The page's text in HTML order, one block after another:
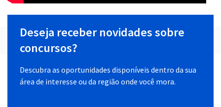
Deseja receber novidades sobre
concursos?
Descubra as oportunidades disponíveis dentro da sua
área de interesse ou da região onde você mora.